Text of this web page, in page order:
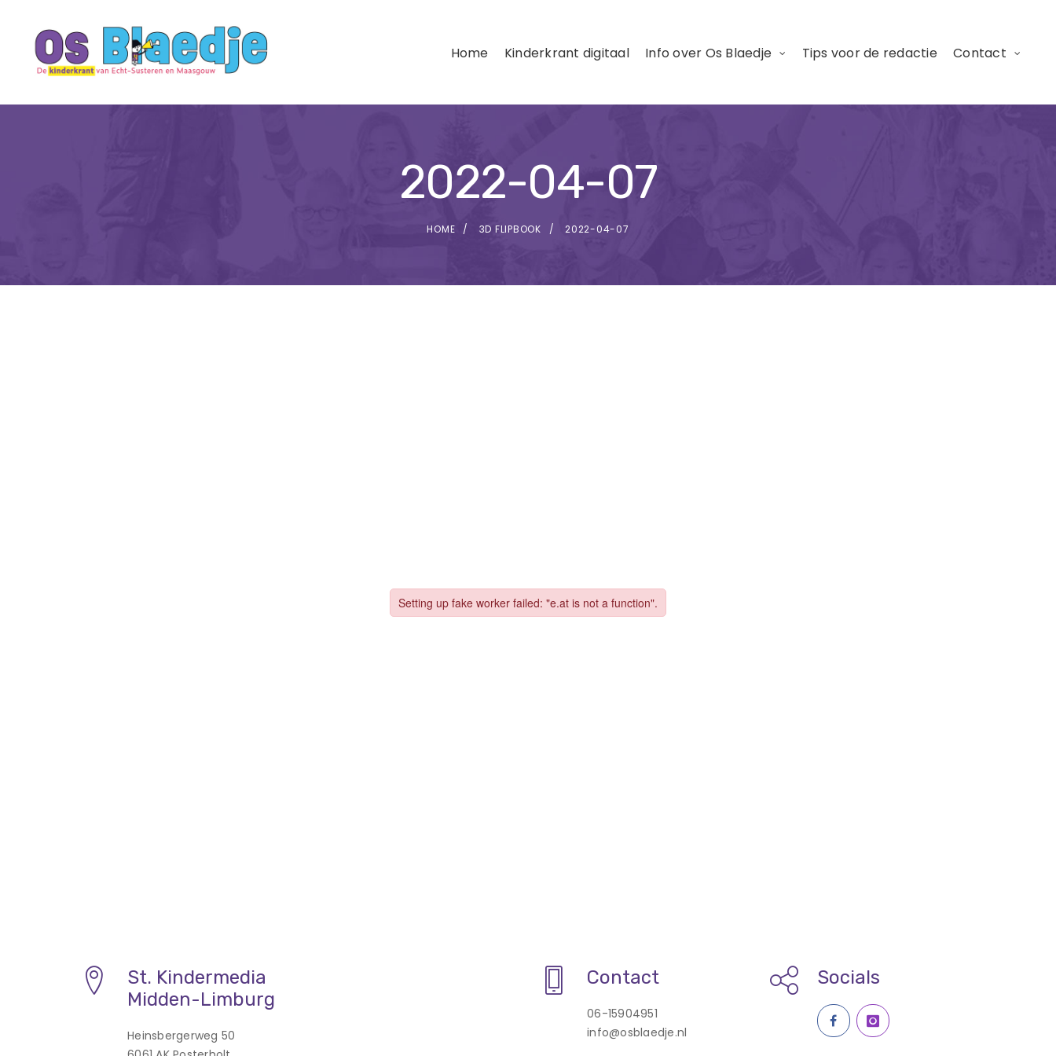
Home Kinderkrant digitaal Info over Os Blaedje Tips voor de redactie Contact
2022-04-07
HOME 3D FLIPBOOK 2022-04-07
St. Kindermedia
Midden-Limburg
Heinsbergerweg 50
Contact
06-15904951
info@osblaedje.nl
Socials